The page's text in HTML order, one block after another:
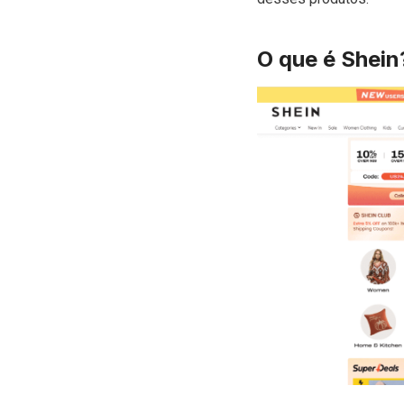
O que é Shein